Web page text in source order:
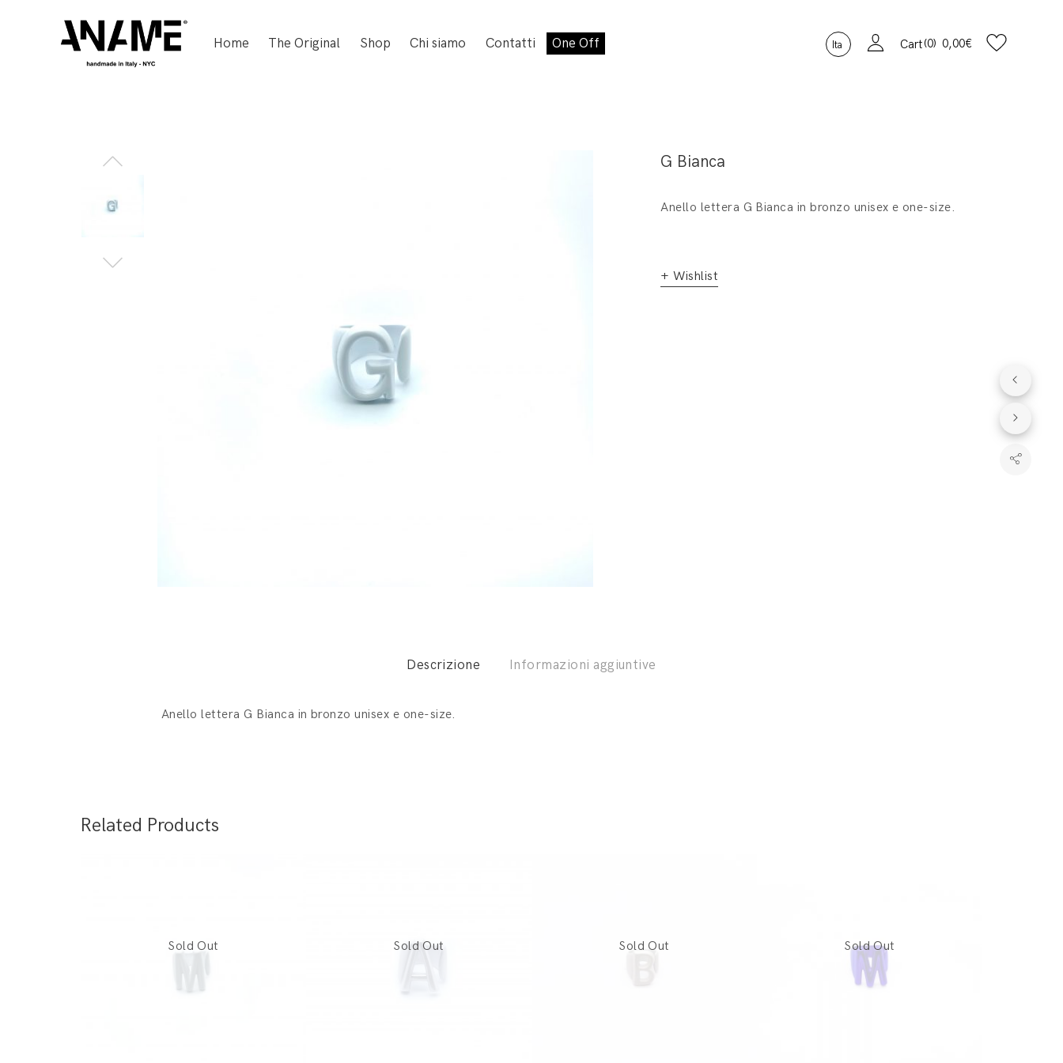
Home The Original Shop Chi siamo Contatti One Off Ita Cart 0 0,00€
G Bianca
Anello lettera G Bianca in bronzo unisex e one-size.
+ Wishlist
Descrizione Informazioni aggiuntive
Anello lettera G Bianca in bronzo unisex e one-size.
Related Products